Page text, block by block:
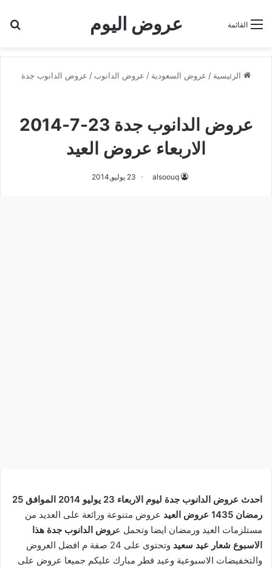
عروض اليوم القائمة
الرئيسية / عروض السعودية / عروض الدانوب / عروض الدانوب جدة
عروض الدانوب جدة 23-7-2014
الاربعاء عروض العيد
alsoouq 23 يوليو,2014
احدث عروض الدانوب جدة ليوم الاربعاء 23 يوليو 2014 الموافق 25
رمضان 1435 عروض العيد
عروض متنوعة ورائعة على العديد من
مستلزمات العيد ورمضان ايضا وتحمل عروض الدانوب جدة هذا
الاسبوع شعار عيد سعيد
وتحتوى على 24 صفة م افضل العروض
والتخفيضات الاسبوعية وعيد فطر مبارك عليكم جميعا عروض على